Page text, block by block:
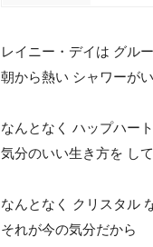
レイニー・デイは グル
朝から熱い シャワーが
なんとなく ハップハー
気分のいい生き方を し
なんとなく クリスタル
それが今の気分だから